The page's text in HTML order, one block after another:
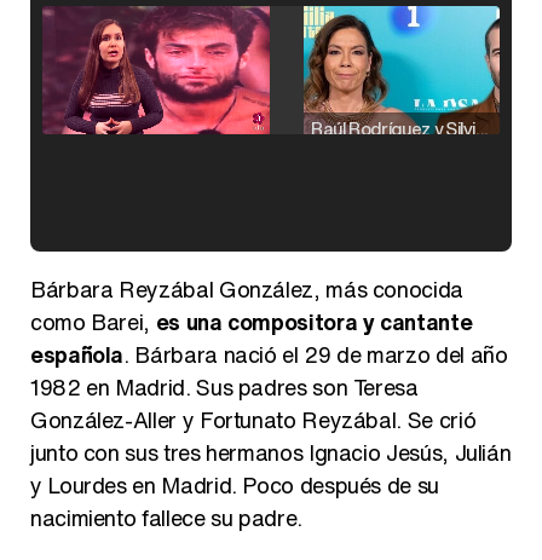
Raúl Rodríguez y Silvia Taulés nos cuentan su papel en 'La familia de la tele'
Carlota Corredera y Javier de Hoyos: "La tele tiene que representar al público también y aquí están todos los perfiles posibles&quo;
Bárbara Reyzábal González, más conocida
como Barei, es una compositora y cantante
española. Bárbara nació el 29 de marzo del año
1982 en Madrid. Sus padres son Teresa
González-Aller y Fortunato Reyzábal. Se crió
junto con sus tres hermanos Ignacio Jesús, Julián
y Lourdes en Madrid. Poco después de su
nacimiento fallece su padre.